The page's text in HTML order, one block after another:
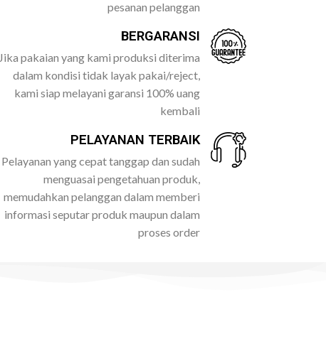
pesanan pelanggan
BERGARANSI
Jika pakaian yang kami produksi diterima
dalam kondisi tidak layak pakai/reject,
kami siap melayani garansi 100% uang
kembali
PELAYANAN TERBAIK
Pelayanan yang cepat tanggap dan sudah
menguasai pengetahuan produk,
memudahkan pelanggan dalam memberi
informasi seputar produk maupun dalam
proses order